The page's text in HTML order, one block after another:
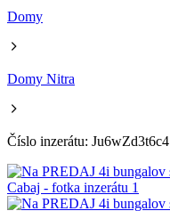
Domy
Domy Nitra
Číslo inzerátu: Ju6wZd3t6c4